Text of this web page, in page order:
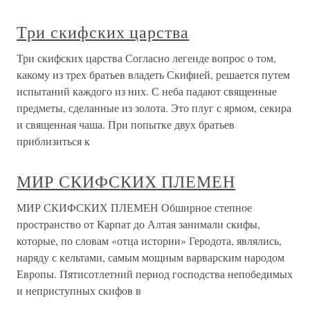
Три скифских царства
Три скифских царства Согласно легенде вопрос о том,
какому из трех братьев владеть Скифией, решается путем
испытаний каждого из них. С неба падают священные
предметы, сделанные из золота. Это плуг с ярмом, секира
и священная чаша. При попытке двух братьев
приблизиться к
МИР СКИФСКИХ ПЛЕМЕН
МИР СКИФСКИХ ПЛЕМЕН Обширное степное
пространство от Карпат до Алтая занимали скифы,
которые, по словам «отца истории» Геродота, являлись,
наряду с кельтами, самым мощным варварским народом
Европы. Пятисотлетний период господства непобедимых
и неприступных скифов в